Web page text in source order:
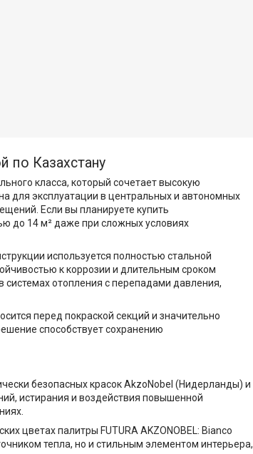
по Казахстану
класса, который сочетает высокую
для эксплуатации в центральных и автономных
Если вы планируете купить
до 14 м² даже при сложных условиях
используется полностью стальной
к коррозии и длительным сроком
отопления с перепадами давления,
перед покраской секций и значительно
способствует сохранению
безопасных красок AkzoNobel (Нидерланды) и
истирания и воздействия повышенной
цветах палитры FUTURA AKZONOBEL: Bianco
тепла, но и стильным элементом интерьера,